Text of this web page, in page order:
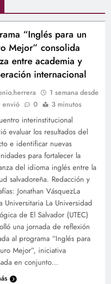
“Inglés para un
Mejor” consolida
entre academia y
internacional
1 semana desde
envió
0 3 minutos
interinstitucional
evaluar los resultados del
e identificar nuevas
para fortalecer la
del idioma inglés entre la
salvadoreña. Redacción y
Jonathan VásquezLa
Universitaria La Universidad
de El Salvador (UTEC)
una jornada de reflexión
al programa “Inglés para
Mejor”, iniciativa
en conjunto…